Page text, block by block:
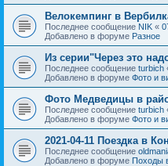
Велокемпинг в
Последнее сообщение NIK «
Добавлено в форуме Разное
Из серии"Через это
Последнее сообщение turbich
Добавлено в форуме Фото и
Фото Медведицы в
Последнее сообщение turbich
Добавлено в форуме Фото и
2021-04-11 Поездка в
Последнее сообщение
Добавлено в форуме Походы